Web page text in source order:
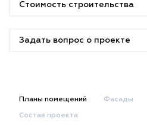
Стоимость строительства
Задать вопрос о проекте
Планы помещений Фасады
Состав проекта